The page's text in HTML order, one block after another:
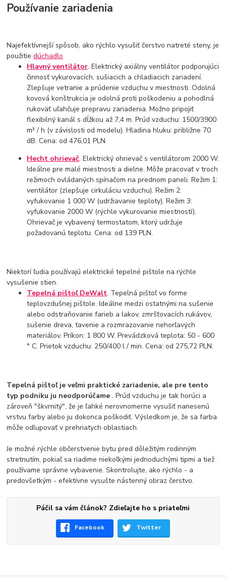
Používanie zariadenia
Najefektívnejší spôsob, ako rýchlo vysušiť čerstvo natreté steny, je
použitiedúchadlo
Hlavný ventilátor. Elektrický axiálny ventilátor podporujúci
činnosť vykurovacích, sušiacich a chladiacich zariadení.
Zlepšuje vetranie a prúdenie vzduchu v miestnosti. Odolná
kovová konštrukcia je odolná proti poškodeniu a pohodlná
rukoväť uľahčuje prepravu zariadenia. Možno pripojiť
flexibilný kanál s dĺžkou až 7,4 m. Prúd vzduchu: 1500/3900
m³ / h (v závislosti od modelu). Hladina hluku: približne 70
dB. Cena: od 476,01 PLN
Hecht ohrievač. Elektrický ohrievač s ventilátorom 2000 W.
Ideálne pre malé miestnosti a dielne. Môže pracovať v troch
režimoch ovládaných spínačom na prednom paneli. Režim 1:
ventilátor (zlepšuje cirkuláciu vzduchu). Režim 2:
vyfukovanie 1 000 W (udržiavanie teploty). Režim 3:
vyfukovanie 2000 W (rýchle vykurovanie miestností).
Ohrievač je vybavený termostatom, ktorý udržuje
požadovanú teplotu. Cena: od 139 PLN.
Niektorí ľudia používajú elektrické tepelné pištole na rýchle
vysušenie stien.
Tepelná pištoľ DeWalt. Tepelná pištoľ vo forme
teplovzdušnej pištole. Ideálne medzi ostatnými na sušenie
alebo odstraňovanie farieb a lakov, zmršťovacích rukávov,
sušenie dreva, tavenie a rozmrazovanie nehorľavých
materiálov. Príkon: 1 800 W. Prevádzková teplota: 50 - 600
° C. Prietok vzduchu: 250/400 l / min. Cena: od 275,72 PLN.
Tepelná pištoľ je veľmi praktické zariadenie, ale pre tento
typ podniku ju neodporúčame. Prúd vzduchu je tak horúci a
zároveň "škvrnitý", že je ľahké nerovnomerne vysušiť nanesenú
vrstvu farby alebo ju dokonca poškodiť. Výsledkom je, že sa farba
môže odlupovať v prehriatych oblastiach.
Je možné rýchle občerstvenie bytu pred dôležitým rodinným
stretnutím, pokiaľ sa riadime niekoľkými jednoduchými tipmi a tiež
používame správne vybavenie. Skontrolujte, ako rýchlo - a
predovšetkým - efektívne vysušte nástenný obraz čerstvo.
Páčil sa vám článok? Zdieľajte ho s priateľmi
Facebook Twitter